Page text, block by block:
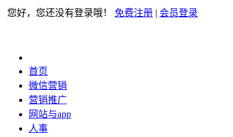
您好，您还没有登录哦！ 免费注册 | 会员登录
首页
微信营销
营销推广
网站与app
人事